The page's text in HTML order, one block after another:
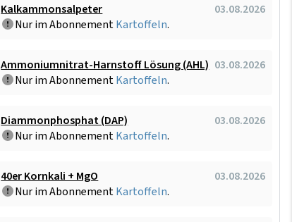
Kalkammonsalpeter
03.08.2026
Nur im AbonnementKartoffeln.
Ammoniumnitrat-Harnstoff Lösung (AHL) 03.08.2026
Nur im AbonnementKartoffeln.
Diammonphosphat (DAP)
03.08.2026
Nur im AbonnementKartoffeln.
40er Kornkali + MgO
03.08.2026
Nur im AbonnementKartoffeln.